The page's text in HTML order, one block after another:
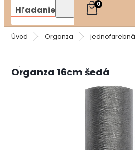
Hľadanie 0
Úvod Organza jednofarebná
Organza 16cm šedá